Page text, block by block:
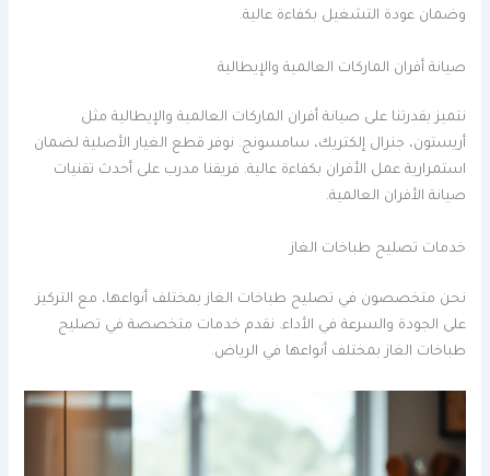
وضمان عودة التشغيل بكفاءة عالية.
صيانة أفران الماركات العالمية والإيطالية
نتميز بقدرتنا على صيانة أفران الماركات العالمية والإيطالية مثل
أريستون، جنرال إلكتريك، سامسونج. نوفر قطع الغيار الأصلية لضمان
استمرارية عمل الأفران بكفاءة عالية. فريقنا مدرب على أحدث تقنيات
صيانة الأفران العالمية.
خدمات تصليح طباخات الغاز
نحن متخصصون في تصليح طباخات الغاز بمختلف أنواعها، مع التركيز
على الجودة والسرعة في الأداء. نقدم خدمات متخصصة في تصليح
طباخات الغاز بمختلف أنواعها في الرياض.